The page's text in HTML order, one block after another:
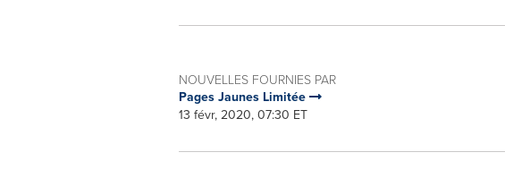
NOUVELLES FOURNIES PAR
Pages Jaunes Limitée
13 févr, 2020, 07:30 ET